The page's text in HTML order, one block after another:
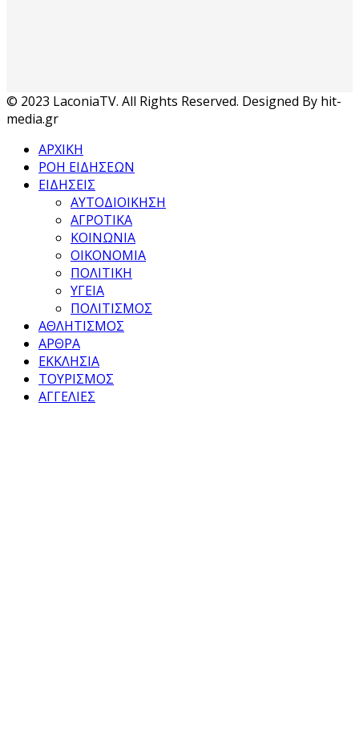
© 2023 LaconiaTV. All Rights Reserved. Designed By hit-
media.gr
ΑΡΧΙΚΗ
ΡΟΗ ΕΙΔΗΣΕΩΝ
ΕΙΔΗΣΕΙΣ
ΑΥΤΟΔΙΟΙΚΗΣΗ
ΑΓΡΟΤΙΚΑ
ΚΟΙΝΩΝΙΑ
ΟΙΚΟΝΟΜΙΑ
ΠΟΛΙΤΙΚΗ
ΥΓΕΙΑ
ΠΟΛΙΤΙΣΜΟΣ
ΑΘΛΗΤΙΣΜΟΣ
ΑΡΘΡΑ
ΕΚΚΛΗΣΙΑ
ΤΟΥΡΙΣΜΟΣ
ΑΓΓΕΛΙΕΣ